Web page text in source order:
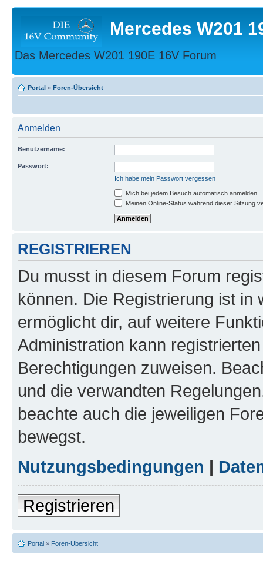
Mercedes W201
Das Mercedes W201 190E 16V Forum
Portal » Foren-Übersicht
Anmelden
Benutzername:
Passwort:
Ich habe mein Passwort vergessen
Mich bei jedem Besuch automatisch anmelden
Meinen Online-Status während dieser Sitzung
REGISTRIEREN
Du musst in diesem Forum
können. Die Registrierung ist in
ermöglicht dir, auf weitere
Administration kann
Berechtigungen zuweisen.
und die verwandten
beachte auch die jeweiligen
bewegst.
Nutzungsbedingungen |
Registrieren
Portal » Foren-Übersicht